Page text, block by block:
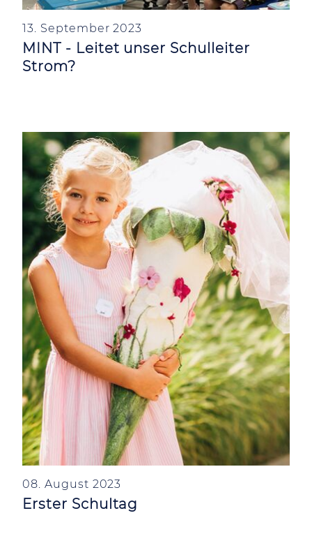
13. September 2023
MINT - Leitet unser Schulleiter
Strom?
08. August 2023
Erster Schultag